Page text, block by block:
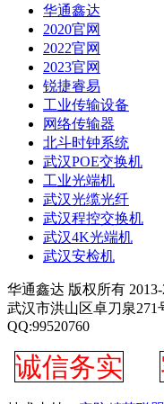
华通鑫达
2020官网
2022官网
2023官网
锐捷睿易
工业传输设备
网络传输器
北斗时钟系统
武汉POE交换机
工业光端机
武汉光缆光纤
武汉程控交换机
武汉4K光端机
武汉安检机
华通鑫达 版权所有 2013-
武汉市洪山区卓刀泉
QQ:99520760
诚信务实